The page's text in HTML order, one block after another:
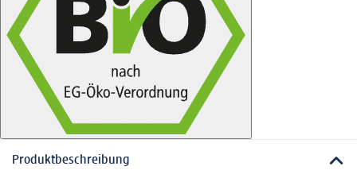
Produktbeschreibung